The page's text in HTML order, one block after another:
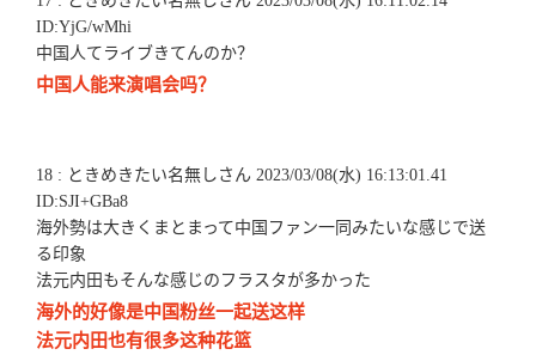
ID:YjG/wMhi
中国人てライブきてんのか？
中国人能来演唱会吗？
18 : ときめきたい名無しさん 2023/03/08(水) 16:13:01.41
ID:SJI+GBa8
海外勢は大きくまとまって中国ファン一同みたいな感じで送
る印象
法元内田もそんな感じのフラスタが多かった
海外的好像是中国粉丝一起送这样
法元内田也有很多这种花篮